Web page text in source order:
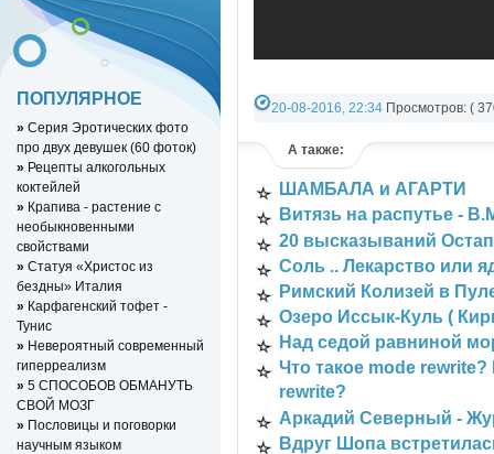
20-08-2016, 22:34 Просмотров: (
А также:
ШАМБАЛА и АГАРТИ
Витязь на распутье -
20 высказываний
Соль .. Лекарство или
Римский Колизей в
Озеро Иссык-Куль (
Над седой равниной
Что такое mode
rewrite?
Аркадий Северный -
Вдруг Шопа
ПОПУЛЯРНОЕ
» Серия Эротических фото
про двух девушек (60 фоток)
» Рецепты алкогольных
коктейлей
» Крапива - растение с
необыкновенными
свойствами
» Статуя «Христос из
бездны» Италия
» Карфагенский тофет -
Тунис
» Невероятный современный
гиперреализм
» 5 СПОСОБОВ ОБМАНУТЬ
СВОЙ МОЗГ
» Пословицы и поговорки
научным языком